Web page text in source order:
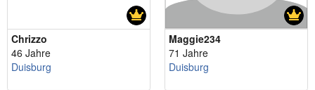
Chrizzo
46 Jahre
Duisburg
Maggie234
71 Jahre
Duisburg